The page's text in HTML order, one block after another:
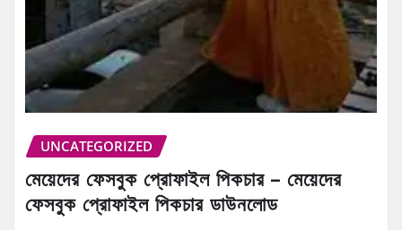
UNCATEGORIZED
মেয়েদের ফেসবুক প্রোফাইল পিকচার – মেয়েদের
ফেসবুক প্রোফাইল পিকচার ডাউনলোড